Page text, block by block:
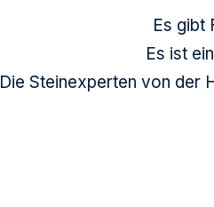
Es gibt
Es ist
Die Steinexperten von der